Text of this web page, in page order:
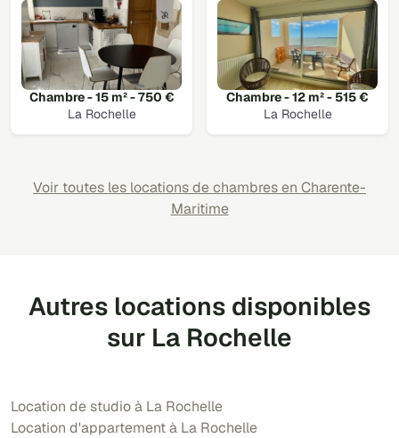
Chambre - 15 m² - 750 €
La Rochelle
Chambre - 12 m² - 515 €
La Rochelle
Voir toutes les locations de chambres en Charente-
Maritime
Autres locations disponibles
sur La Rochelle
Location de studio à La Rochelle
Location d'appartement à La Rochelle